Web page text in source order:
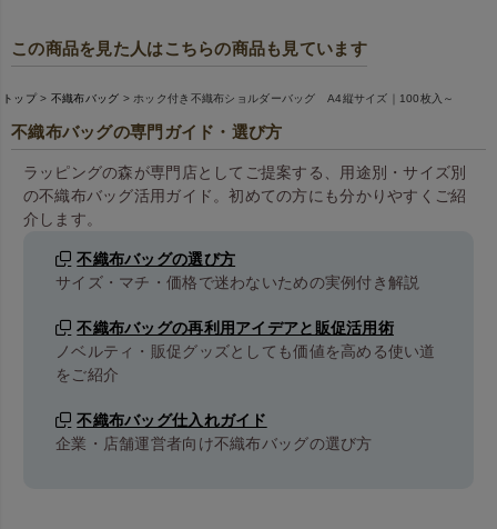
この商品を見た人はこちらの商品も見ています
トップ 不織布バッグ ホック付き不織布ショルダーバッグ A4縦サイズ｜100枚入～
不織布バッグの専門ガイド・選び方
ラッピングの森が専門店としてご提案する、用途別・サイズ別
の不織布バッグ活用ガイド。初めての方にも分かりやすくご紹
介します。
不織布バッグの選び方
サイズ・マチ・価格で迷わないための実例付き解説
不織布バッグの再利用アイデアと販促活用術
ノベルティ・販促グッズとしても価値を高める使い道
をご紹介
不織布バッグ仕入れガイド
企業・店舗運営者向け不織布バッグの選び方